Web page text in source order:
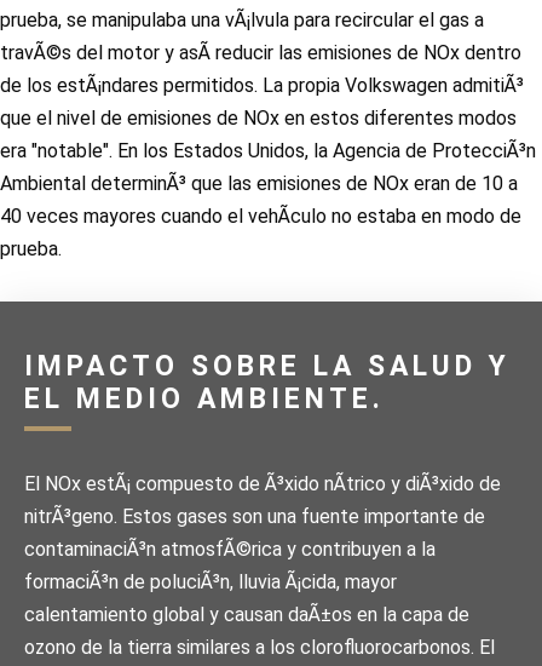
prueba, se manipulaba una vÃ¡lvula para recircular el gas a
travÃ©s del motor y asÃ­ reducir las emisiones de NOx dentro
de los estÃ¡ndares permitidos. La propia Volkswagen admitiÃ³
que el nivel de emisiones de NOx en estos diferentes modos
era "notable". En los Estados Unidos, la Agencia de ProtecciÃ³n
Ambiental determinÃ³ que las emisiones de NOx eran de 10 a
40 veces mayores cuando el vehÃ­culo no estaba en modo de
prueba.
IMPACTO SOBRE LA SALUD Y
EL MEDIO AMBIENTE.
El NOx estÃ¡ compuesto de Ã³xido nÃ­trico y diÃ³xido de
nitrÃ³geno. Estos gases son una fuente importante de
contaminaciÃ³n atmosfÃ©rica y contribuyen a la
formaciÃ³n de poluciÃ³n, lluvia Ã¡cida, mayor
calentamiento global y causan daÃ±os en la capa de
ozono de la tierra similares a los clorofluorocarbonos. El